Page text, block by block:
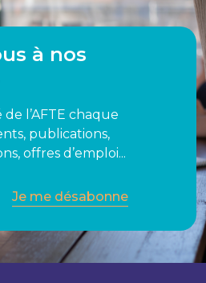
à nos
l’AFTE chaque
publications,
offres d’emploi...
Je me désabonne